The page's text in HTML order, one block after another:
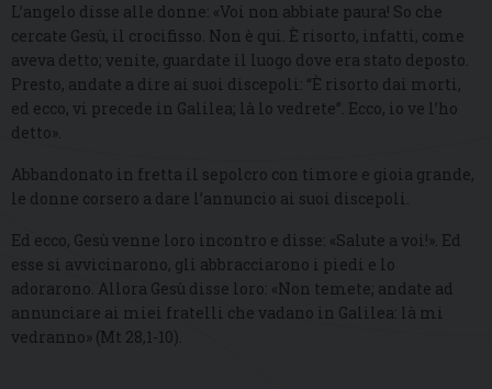
L’angelo disse alle donne: «Voi non abbiate paura! So che
cercate Gesù, il crocifisso. Non è qui. È risorto, infatti, come
aveva detto; venite, guardate il luogo dove era stato deposto.
Presto, andate a dire ai suoi discepoli: “È risorto dai morti,
ed ecco, vi precede in Galilea; là lo vedrete”. Ecco, io ve l’ho
detto».
Abbandonato in fretta il sepolcro con timore e gioia grande,
le donne corsero a dare l’annuncio ai suoi discepoli.
Ed ecco, Gesù venne loro incontro e disse: «Salute a voi!». Ed
esse si avvicinarono, gli abbracciarono i piedi e lo
adorarono. Allora Gesù disse loro: «Non temete; andate ad
annunciare ai miei fratelli che vadano in Galilea: là mi
vedranno» (Mt 28,1-10).